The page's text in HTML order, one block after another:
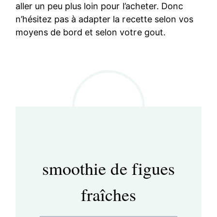
aller un peu plus loin pour l’acheter. Donc
n’hésitez pas à adapter la recette selon vos
moyens de bord et selon votre gout.
smoothie de figues
fraîches